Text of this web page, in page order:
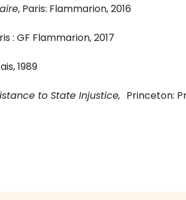
, Paris: Flammarion, 2016
: GF Flammarion, 2017
1989
to State Injustice, Princeton: